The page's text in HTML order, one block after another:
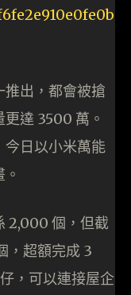
出，都會被搶
達 3500 萬。
今日以小米萬能
2,000 個，但截
，超額完成 3
，可以連接屋企